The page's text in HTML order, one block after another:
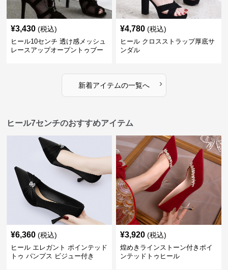
¥3,430 (税込)
ヒール10センチ 透け感メッシュ
レースアップオープントゥブー
¥4,780 (税込)
ヒール クロスストラップ厚底サ
ンダル
新着アイテムの一覧へ ›
ヒール7センチのおすすめアイテム
¥6,360 (税込)
ヒール エレガント ポインテッド
トゥ パンプス ビジュー付き
¥3,920 (税込)
煌めきラインストーン付きポイ
ンテッドトゥヒール